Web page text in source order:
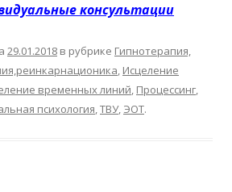
консультации
29.01.2018 в рубрике Гипнотерапия,
, Исцеление
временных линий, Процессинг,
психология,ТВУ, ЭОТ.